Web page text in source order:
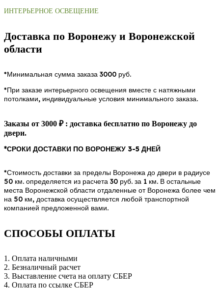
ИНТЕРЬЕРНОЕ ОСВЕЩЕНИЕ
Доставка по Воронежу и Воронежской
области
*Минимальная сумма заказа 3000 руб.
*При заказе интерьерного освещения вместе с натяжными
потолками, индивидуальные условия минимального заказа.
Заказы от 3000 ₽ : доставка бесплатно по Воронежу до
двери.
*СРОКИ ДОСТАВКИ ПО ВОРОНЕЖУ 3-5 ДНЕЙ
*Стоимость доставки за пределы Воронежа до двери в радиусе
50 км. определяется из расчета 30 руб. за 1 км. В остальные
места Воронежской области отдаленные от Воронежа более чем
на 50 км, доставка осуществляется любой транспортной
компанией предложенной вами.
СПОСОБЫ ОПЛАТЫ
1. Оплата наличными
2. Безналичный расчет
3. Выставление счета на оплату СБЕР
4. Оплата по ссылке СБЕР